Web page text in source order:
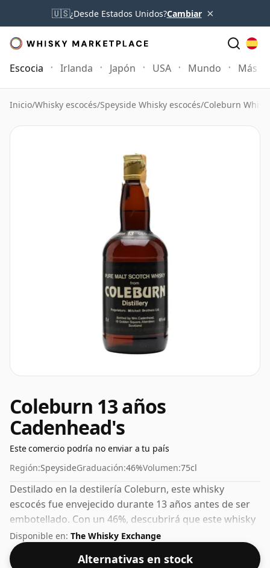
🇺🇸¿Desde Estados Unidos?Cambiar ×
Escocia Irlanda Japón USA Mundo Más
Inicio/Whisky escocés/Speyside Whisky escocés/Coleburn
Coleburn 13 años
Cadenhead's
Este comercio podría no enviar a tu país
Región:SpeysideGraduación:46%Volumen:75cl
Destilado en la destilería Coleburn, este whisky
escocés fue envejecido durante 13 años antes de ser
embotellado. Con un 46%, descubrirá que este whisky
se embotella con la intensidad ideal para sorber. Se
presenta en botella de tamaño normal de 75 cl.
Disponible en: The Whisky Exchange
Alternativas en stock